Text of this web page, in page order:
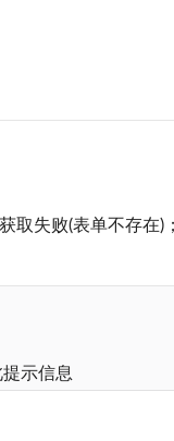
取失败(表单不存在
示信息